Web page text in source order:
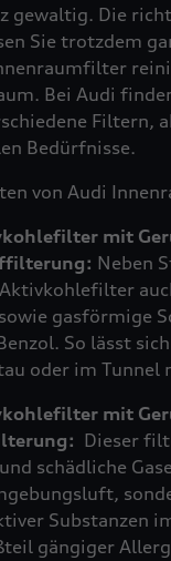
gewaltig. Die
Sie trotzdem
Bei Audi
Filtern,
Bedürfnisse.
von Audi
mit
Neben
gasförmige
So lässt
oder im Tunnel
mit
Dieser
schädliche
Substanzen
gängiger